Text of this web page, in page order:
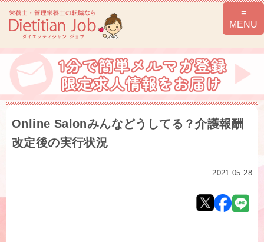
Online Salonみんなどうしてる？介護報酬
改定後の実行状況
2021.05.28